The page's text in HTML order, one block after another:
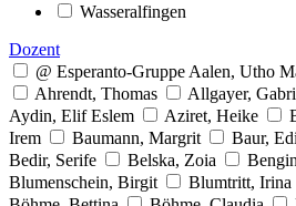
Wasseralfingen
Dozent
@ Esperanto-Gruppe Aalen, Utho
Ahrendt, Thomas
Allgayer,
Aydin, Elif Eslem
Aziret, Heike
Irem
Baumann, Margrit Baur,
Bedir, Serife
Belska, Zoia
Blumenschein, Birgit
Blumtritt, Irina